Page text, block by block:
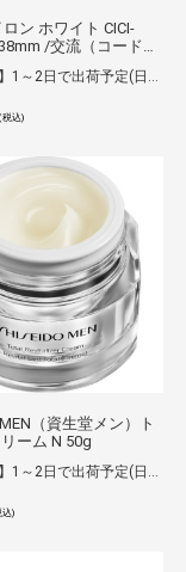
ン ホワイト CICI-
/交流（コード）
【在庫有り】1～2日で出荷予定(日付指定可)
税込)
（資生堂メン）ト
ーム N 50g
【在庫有り】1～2日で出荷予定(日付指定可)
込)